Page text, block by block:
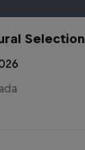
Selection